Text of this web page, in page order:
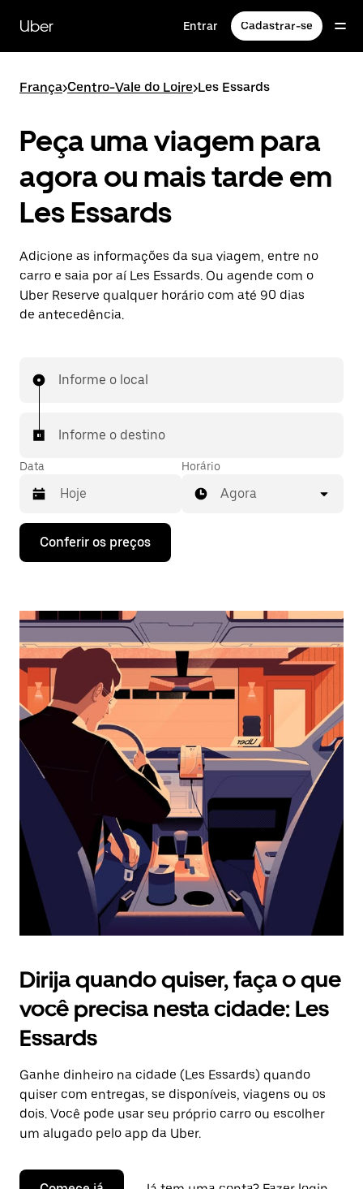
para
conteúdo
Uber Entrar Cadastrar-se
França>Centro-Vale do Loire>Les Essards
Peça uma viagem para
agora ou mais tarde em
Les Essards
Adicione as informações da sua viagem, entre no
carro e saia por aí Les Essards. Ou agende com o
Uber Reserve qualquer horário com até 90 dias
de antecedência.
Informe o local
Informe o destino
Data
Pressione
seta
interagir
o
calendário
selecionar
uma
data.
Pressione
a
tecla
“ESC”
o
calendário.
Horário
Agora
Conferir os preços
Dirija quando quiser, faça o que
você precisa nesta cidade: Les
Essards
Ganhe dinheiro na cidade (Les Essards) quando
quiser com entregas, se disponíveis, viagens ou os
dois. Você pode usar seu próprio carro ou escolher
um alugado pelo app da Uber.